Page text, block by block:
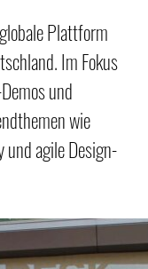
Plattform
Im Fokus
und
wie
agile Design-